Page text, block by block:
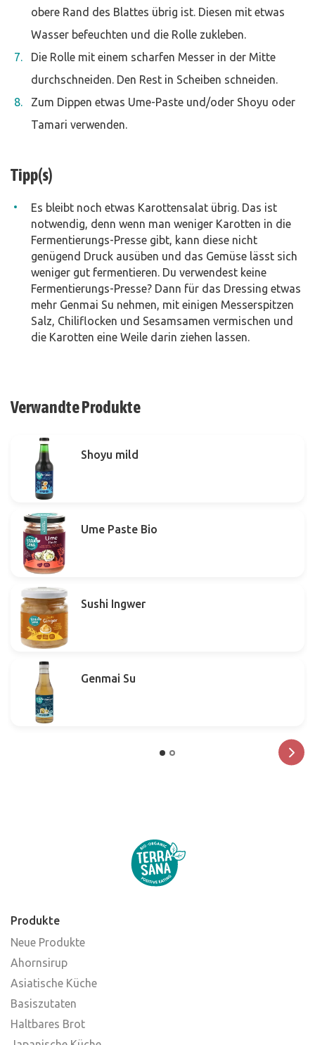
obere Rand des Blattes übrig ist. Diesen mit etwas
Wasser befeuchten und die Rolle zukleben.
Die Rolle mit einem scharfen Messer in der Mitte
durchschneiden. Den Rest in Scheiben schneiden.
Zum Dippen etwas Ume-Paste und/oder Shoyu oder
Tamari verwenden.
Tipp(s)
Es bleibt noch etwas Karottensalat übrig. Das ist
notwendig, denn wenn man weniger Karotten in die
Fermentierungs-Presse gibt, kann diese nicht
genügend Druck ausüben und das Gemüse lässt sich
weniger gut fermentieren. Du verwendest keine
Fermentierungs-Presse? Dann für das Dressing etwas
mehr Genmai Su nehmen, mit einigen Messerspitzen
Salz, Chiliflocken und Sesamsamen vermischen und
die Karotten eine Weile darin ziehen lassen.
Verwandte Produkte
Shoyu mild
Ume Paste Bio
Sushi Ingwer
Genmai Su
Produkte
Neue Produkte
Ahornsirup
Asiatische Küche
Basiszutaten
Haltbares Brot